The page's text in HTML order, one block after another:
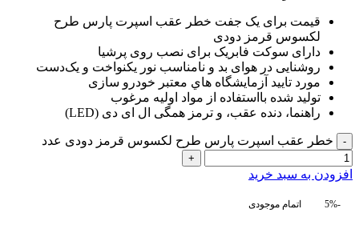
قیمت برای یک جفت خطر عقب اسپرت پارس طرح
لکسوس قرمز دودی
دارای سوکت فابریک برای نصب روی پرشیا
روشنایی در هوای بد و نامناسب نور یکنواخت و یک‌دست
مورد تاييد آزمايشگاه هاي معتبر خودرو سازی
توليد شده بااستفاده از مواد اوليه مرغوب
راهنما، دنده عقب، و ترمز همگی ال ای دی (LED)
- خطر عقب اسپرت پارس طرح لکسوس قرمز دودی عدد
+
افزودن به سبد خرید
-5% اتمام موجودی